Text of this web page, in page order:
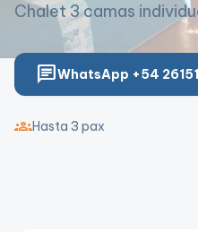
Chalet 3 camas
chatWhatsApp +54
groupsHasta 3 pax